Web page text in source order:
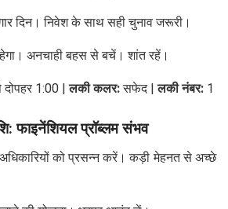
दिन। निवेश के साथ सही चुनाव जरूरी।
अनचाही बहस से बचें। शांत रहें।
1:00 |लकी कलर:सफेद |लकी नंबर: 1
फाइनेंशियल प्रॉब्लम संभव
को प्रसन्न करें। कड़ी मेहनत से अच्छे